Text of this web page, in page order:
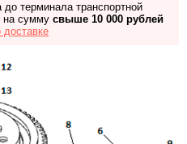
терминала транспортной
на сумму свыше 10 000 рублей
доставке